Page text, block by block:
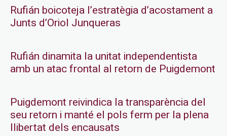
Rufián boicoteja l’estratègia d’acostament a
Junts d’Oriol Junqueras
Rufián dinamita la unitat independentista
amb un atac frontal al retorn de Puigdemont
Puigdemont reivindica la transparència del
seu retorn i manté el pols ferm per la plena
llibertat dels encausats